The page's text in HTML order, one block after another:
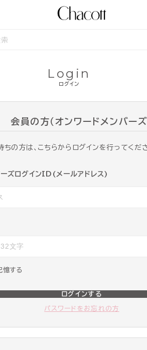
ログイン
Login
会員の方（オンワードメンバーズ
の方は、こちらからログインを行ってくだ
ーズログインID(メールアドレス)
憶する
ログインする
パスワードをお忘れの方